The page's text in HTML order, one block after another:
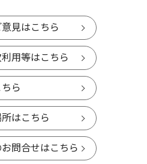
見はこちら
用等はこちら
ら
はこちら
問合せはこちら